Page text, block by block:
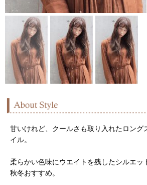
甘いけれど、クールさも取り入れたロング
イル。
柔らかい色味にウエイトを残したシルエッ
秋冬おすすめ。